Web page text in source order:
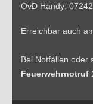
OvD Handy:
Erreichbar auch
Bei Notfällen oder
Feuerwehrnotruf